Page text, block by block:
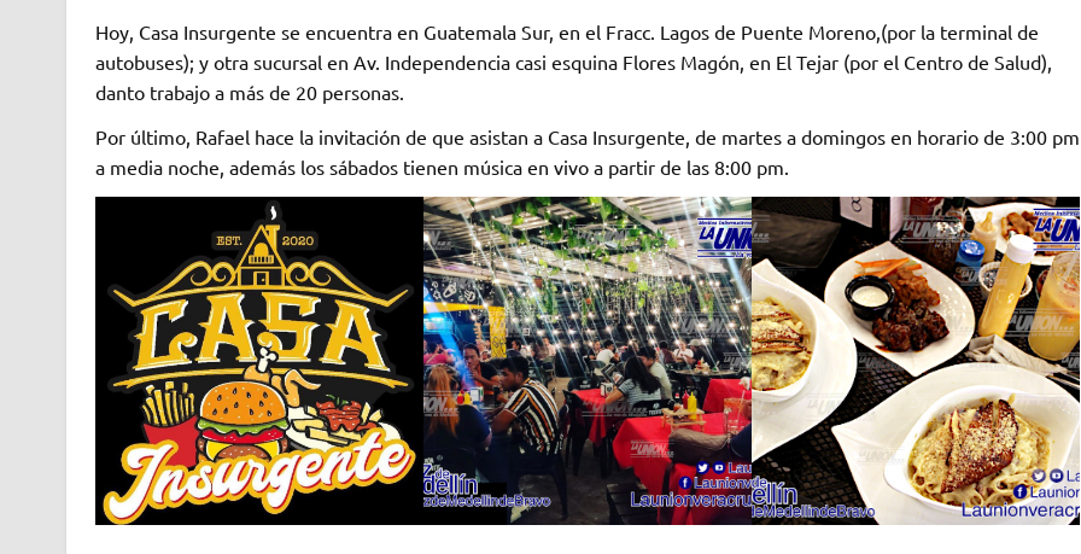
Hoy, Casa Insurgente se encuentra en Guatemala Sur, en el Fracc. Lagos de Puente Moreno,(por la terminal de
autobuses); y otra sucursal en Av. Independencia casi esquina Flores Magón, en El Tejar (por el Centro de Salud),
danto trabajo a más de 20 personas.
Por último, Rafael hace la invitación de que asistan a Casa Insurgente, de martes a domingos en horario de 3:00 pm
a media noche, además los sábados tienen música en vivo a partir de las 8:00 pm.